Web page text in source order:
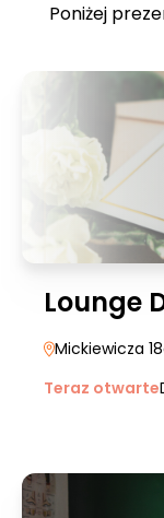
Poniżej
Lounge
Mickiewicza
Teraz otwarte